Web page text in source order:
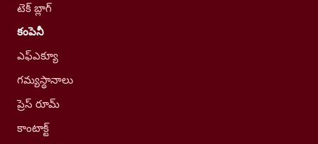
టెక్ బ్లాగ్
కంపెనీ
ఎఫ్ఎక్యూ
గమ్యస్థానాలు
ప్రెస్ రూమ్
కాంటాక్ట్